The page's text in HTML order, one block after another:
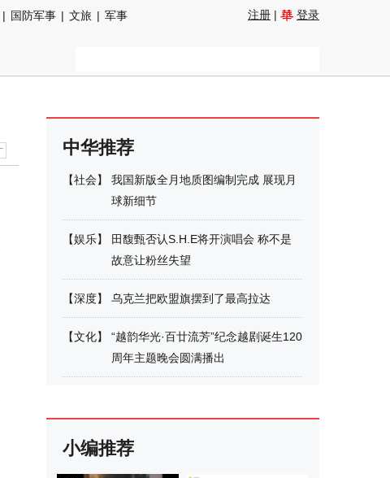
| 国防军事 | 文旅 | 军事
注册 | 登录
中华推荐
【社会】
我国新版全月地质图编制完成 展现月
球新细节
【娱乐】
田馥甄否认S.H.E将开演唱会 称不是
故意让粉丝失望
【深度】 乌克兰把欧盟旗摆到了最高拉达
【文化】
“越韵华光·百廿流芳”纪念越剧诞生120
周年主题晚会圆满播出
小编推荐